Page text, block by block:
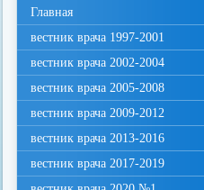
Главная
вестник врача 1997-2001
вестник врача 2002-2004
вестник врача 2005-2008
вестник врача 2009-2012
вестник врача 2013-2016
вестник врача 2017-2019